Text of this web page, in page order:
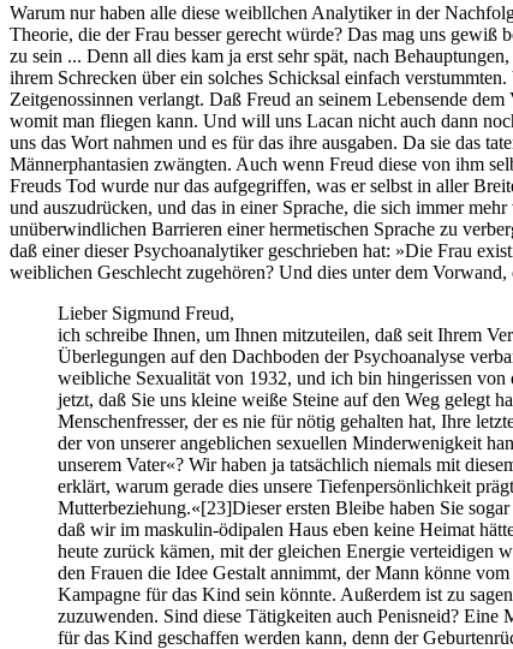
Warum nur haben alle diese weibllchen Analytiker in der
Theorie, die der Frau besser gerecht würde? Das mag uns gewiß
zu sein ... Denn all dies kam ja erst sehr spät, nach
ihrem Schrecken über ein solches Schicksal einfach
Zeitgenossinnen verlangt. Daß Freud an seinem Lebensende
womit man fliegen kann. Und will uns Lacan nicht auch dann
uns das Wort nahmen und es für das ihre ausgaben. Da sie das
Männerphantasien zwängten. Auch wenn Freud diese von ihm
Freuds Tod wurde nur das aufgegriffen, was er selbst in aller
und auszudrücken, und das in einer Sprache, die sich immer
unüberwindlichen Barrieren einer hermetischen Sprache zu
daß einer dieser Psychoanalytiker geschrieben hat: »Die Frau
weiblichen Geschlecht zugehören? Und dies unter dem
Lieber Sigmund Freud,
ich schreibe Ihnen, um Ihnen mitzuteilen, daß seit Ihrem
Überlegungen auf den Dachboden der Psychoanalyse
weibliche Sexualität von 1932, und ich bin hingerissen
jetzt, daß Sie uns kleine weiße Steine auf den Weg gelegt
Menschenfresser, der es nie für nötig gehalten hat, Ihre
der von unserer angeblichen sexuellen Minderwenigkeit
unserem Vater«? Wir haben ja tatsächlich niemals mit
erklärt, warum gerade dies unsere Tiefenpersönlichkeit
Mutterbeziehung.«[23]Dieser ersten Bleibe haben Sie
daß wir im maskulin-ödipalen Haus eben keine Heimat
heute zurück kämen, mit der gleichen Energie verteidigen
den Frauen die Idee Gestalt annimmt, der Mann könne
Kampagne für das Kind sein könnte. Außerdem ist zu
zuzuwenden. Sind diese Tätigkeiten auch Penisneid? Eine
für das Kind geschaffen werden kann, denn der